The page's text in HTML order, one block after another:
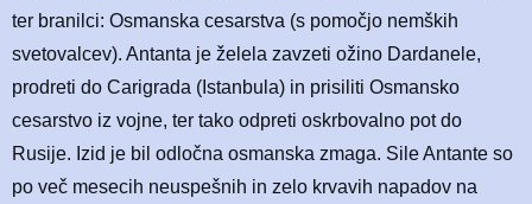
ter branilci: Osmanska cesarstva (s pomočjo nemških
svetovalcev). Antanta je želela zavzeti ožino Dardanele,
prodreti do Carigrada (Istanbula) in prisiliti Osmansko
cesarstvo iz vojne, ter tako odpreti oskrbovalno pot do
Rusije. Izid je bil odločna osmanska zmaga. Sile Antante so
po več mesecih neuspešnih in zelo krvavih napadov na